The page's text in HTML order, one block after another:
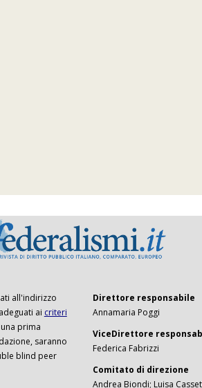
all'indirizzo
ai criteri
prima
saranno
blind peer
Direttore responsabile
Annamaria Poggi
ViceDirettore
Federica Fabrizzi
Comitato di direzione
Andrea Biondi; Luisa